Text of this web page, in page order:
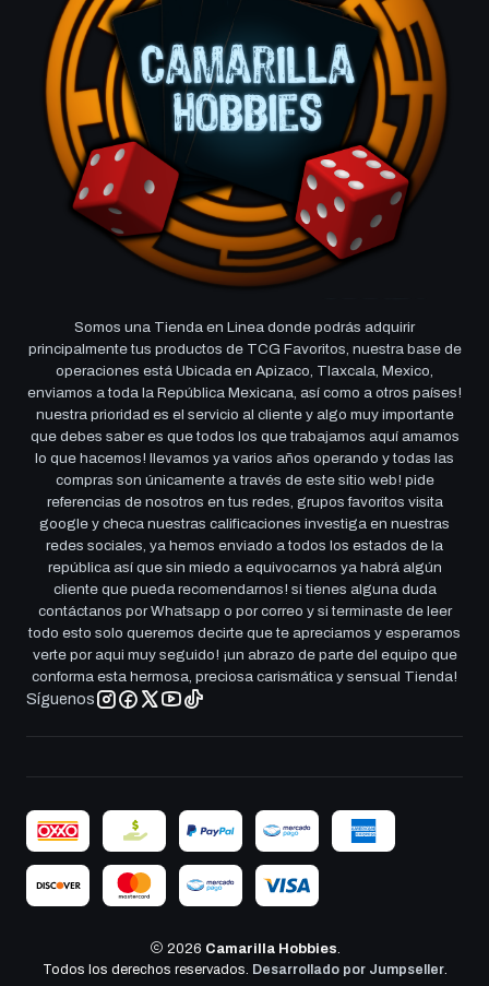
Somos una Tienda en Linea donde podrás adquirir
principalmente tus productos de TCG Favoritos, nuestra base de
operaciones está Ubicada en Apizaco, Tlaxcala, Mexico,
enviamos a toda la República Mexicana, así como a otros países!
nuestra prioridad es el servicio al cliente y algo muy importante
que debes saber es que todos los que trabajamos aquí amamos
lo que hacemos! llevamos ya varios años operando y todas las
compras son únicamente a través de este sitio web! pide
referencias de nosotros en tus redes, grupos favoritos visita
google y checa nuestras calificaciones investiga en nuestras
redes sociales, ya hemos enviado a todos los estados de la
república así que sin miedo a equivocarnos ya habrá algún
cliente que pueda recomendarnos! si tienes alguna duda
contáctanos por Whatsapp o por correo y si terminaste de leer
todo esto solo queremos decirte que te apreciamos y esperamos
verte por aqui muy seguido! ¡un abrazo de parte del equipo que
conforma esta hermosa, preciosa carismática y sensual Tienda!
Síguenos
2026 Camarilla Hobbies.
Todos los derechos reservados. Desarrollado por Jumpseller.